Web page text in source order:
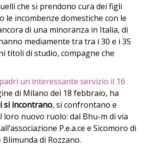
che si prendono cura dei figli
le incombenze domestiche con le
di una minoranza in Italia, di
mediamente tra tra i 30 e i 35
titoli di studio, compagne che
un interessante servizio il 16
di Milano del 18 febbraio, ha
si incontrano, si confrontano e
nuovo ruolo: dal Bhu-m di via
P.e.a.ce e Sicomoro di
di Rozzano.